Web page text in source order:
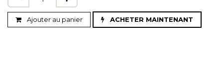
Ajouter au panier ACHETER MAINTENANT